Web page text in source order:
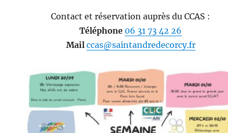
Contact et réservation auprès du CCAS :
Téléphone 06 31 73 42 26
Mail ccas@saintandredecorcy.fr